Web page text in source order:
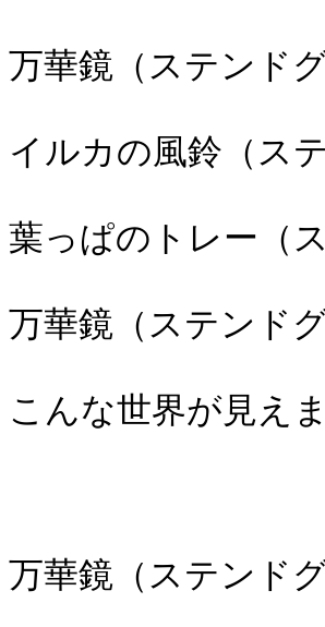
万華鏡（ステンドグ
イルカの風鈴（ス
葉っぱのトレー（
万華鏡（ステンドグ
こんな世界が見え
万華鏡（ステンドグ